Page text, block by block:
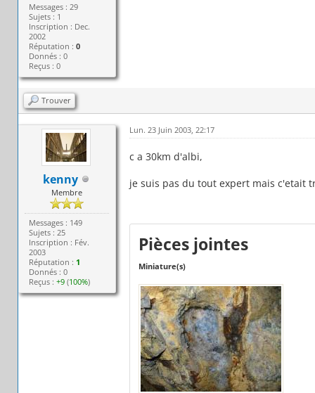
Messages : 29
Sujets : 1
Inscription : Dec.
2002
Réputation :0
Donnés : 0
Reçus : 0
Trouver
kenny
Membre
Messages : 149
Sujets : 25
Inscription : Fév.
2003
Réputation : 1
Donnés : 0
Reçus :+9 (100%)
Lun. 23 Juin 2003, 22:17
c a 30km d'albi,
je suis pas du tout expert mais c'etait
Pièces jointes
Miniature(s)